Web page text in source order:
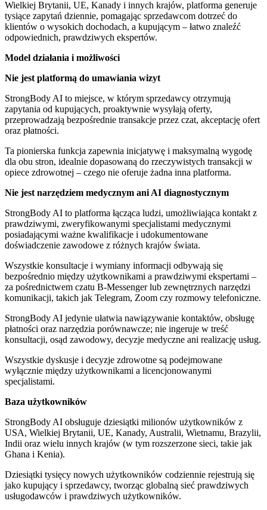
Wielkiej Brytanii, UE, Kanady i innych krajów, platforma generuje
tysiące zapytań dziennie, pomagając sprzedawcom dotrzeć do
klientów o wysokich dochodach, a kupującym – łatwo znaleźć
odpowiednich, prawdziwych ekspertów.
Model działania i możliwości
Nie jest platformą do umawiania wizyt
StrongBody AI to miejsce, w którym sprzedawcy otrzymują
zapytania od kupujących, proaktywnie wysyłają oferty,
przeprowadzają bezpośrednie transakcje przez czat, akceptację ofert
oraz płatności.
Ta pionierska funkcja zapewnia inicjatywę i maksymalną wygodę
dla obu stron, idealnie dopasowaną do rzeczywistych transakcji w
opiece zdrowotnej – czego nie oferuje żadna inna platforma.
Nie jest narzędziem medycznym ani AI diagnostycznym
StrongBody AI to platforma łącząca ludzi, umożliwiająca kontakt z
prawdziwymi, zweryfikowanymi specjalistami medycznymi
posiadającymi ważne kwalifikacje i udokumentowane
doświadczenie zawodowe z różnych krajów świata.
Wszystkie konsultacje i wymiany informacji odbywają się
bezpośrednio między użytkownikami a prawdziwymi ekspertami –
za pośrednictwem czatu B-Messenger lub zewnętrznych narzędzi
komunikacji, takich jak Telegram, Zoom czy rozmowy telefoniczne.
StrongBody AI jedynie ułatwia nawiązywanie kontaktów, obsługę
płatności oraz narzędzia porównawcze; nie ingeruje w treść
konsultacji, osąd zawodowy, decyzje medyczne ani realizację usług.
Wszystkie dyskusje i decyzje zdrowotne są podejmowane
wyłącznie między użytkownikami a licencjonowanymi
specjalistami.
Baza użytkowników
StrongBody AI obsługuje dziesiątki milionów użytkowników z
USA, Wielkiej Brytanii, UE, Kanady, Australii, Wietnamu, Brazylii,
Indii oraz wielu innych krajów (w tym rozszerzone sieci, takie jak
Ghana i Kenia).
Dziesiątki tysięcy nowych użytkowników codziennie rejestrują się
jako kupujący i sprzedawcy, tworząc globalną sieć prawdziwych
usługodawców i prawdziwych użytkowników.